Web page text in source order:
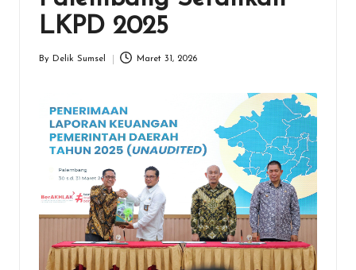
LKPD 2025
By Delik Sumsel Maret 31, 2026